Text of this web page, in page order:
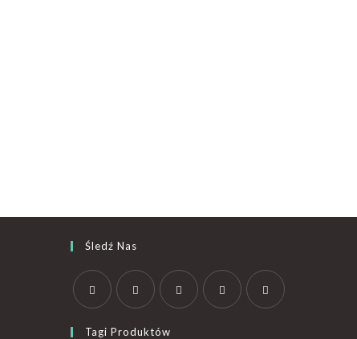
Śledź Nas
Tagi Produktów